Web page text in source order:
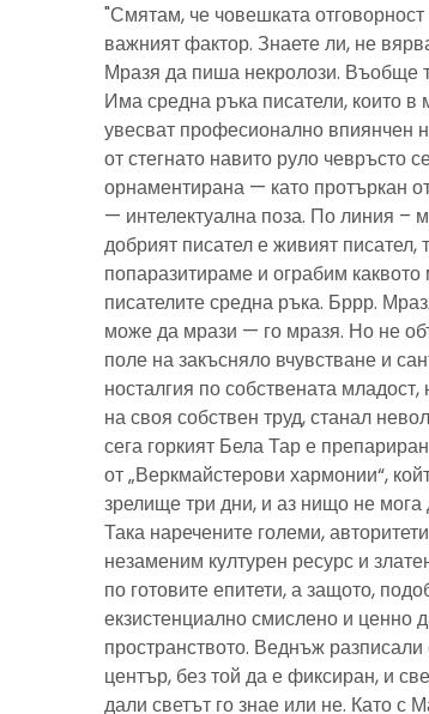
"Смятам, че човешката
важният фактор. Знаете ли, не
Мразя да пиша некролози. Въобще
Има средна ръка писатели, които в
увесват професионално впиянчен
от стегнато навито руло чевръсто
орнаментирана — като протъркан
— интелектуална поза. По линия –
добрият писател е живият писател,
попаразитираме и ограбим
писателите средна ръка. Бррр.
може да мрази — го мразя. Но не
поле на закъсняло вчувстване и
носталгия по собствената
на своя собствен труд, станал
сега горкият Бела Тар е
от „Веркмайстерови хармонии“,
зрелище три дни, и аз нищо не
Така наречените големи,
незаменим културен ресурс и
по готовите епитети, а защото,
екзистенциално смислено и ценно
пространството. Веднъж
център, без той да е фиксиран, и
дали светът го знае или не. Като с